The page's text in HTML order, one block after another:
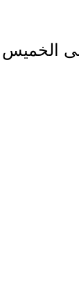
الإثنين بتاريخ 1443/02/13هـ الموافق